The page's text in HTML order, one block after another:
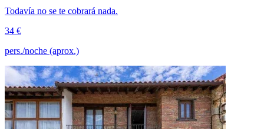
Todavía no se te cobrará nada.
34 €
pers./noche (aprox.)